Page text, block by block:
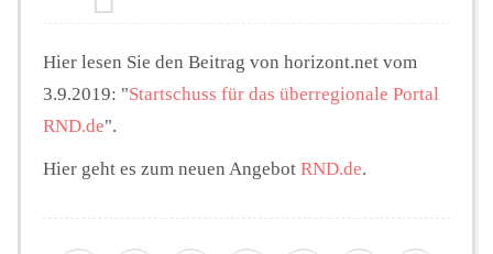
Hier lesen Sie den Beitrag von horizont.net vom
3.9.2019: "Startschuss für das überregionale Portal
RND.de".
Hier geht es zum neuen Angebot RND.de.